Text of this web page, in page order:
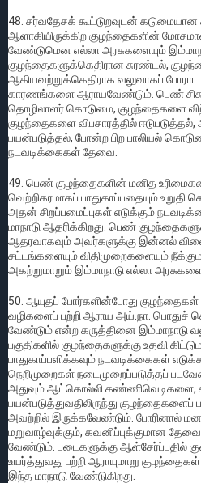
48. சர்வதேசக் கூட்டுறவுடன் கடுமையான
ஆளாகியிருக்கிற குழந்தைகளின்
வேண்டுமென எல்லா அரசுகளையும்
குழந்தைகளுக்கெதிரான சுரண்டல்,
ஆகியவற்றுக்கெதிராக வலுவாகப்
காரணங்களை ஆராயவேண்டும். பெண்
தொழிலாளர் கொடுமை, குழந்தைகளை
குழந்தைகளை விபசாரத்தில்
பயன்படுத்தல், போன்ற பிற பாலியல்
நடவடிக்கைகள் தேவை.
49. பெண் குழந்தைகளின் மனித
வெற்றிகரமாகப் பாதுகாப்பதையும்
அதன் சிறப்பமைப்புகள் எடுக்கும்
மாநாடு ஆதரிக்கிறது. பெண்
ஆதரவாகவும் அவர்களுக்கு இன்னல்
சட்டங்களையும் விதிமுறைகளையும்
அகற்றுமாறும் இம்மாநாடு எல்லா
50. ஆயுதப் போர்களின்போது குழந்தைகள்
வழிகளைப் பற்றி ஆராய அய்.நா. பொதுச்
வேண்டும் என்ற கருத்தினை இம்மாநாடு
பகுதிகளில் குழந்தைகளுக்கு உதவி
பாதுகாப்பளிக்கவும் நடவடிக்கைகள்
நெறிமுறைகள் நடைமுறைப்படுத்தப்
அதுவும் ஆட்கொல்லி கண்ணிவெடிகளை,
பயன்படுத்துவதிலிருந்து குழந்தைகளைப்
அவற்றில் இருக்கவேண்டும். போரினால்
மறுவாழ்வுக்கும், கவனிப்புக்குமான
வேண்டும். படைகளுக்கு ஆள்சேர்ப்பதில்
உயர்த்துவது பற்றி ஆராயுமாறு
இந்த மாநாடு வேண்டுகிறது.